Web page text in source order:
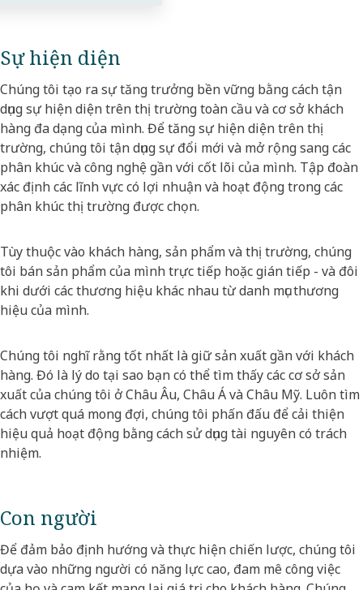
Sự hiện diện
Chúng tôi tạo ra sự tăng trưởng bền vững bằng cách tận
dụng sự hiện diện trên thị trường toàn cầu và cơ sở khách
hàng đa dạng của mình. Để tăng sự hiện diện trên thị
trường, chúng tôi tận dụng sự đổi mới và mở rộng sang các
phân khúc và công nghệ gần với cốt lõi của mình. Tập đoàn
xác định các lĩnh vực có lợi nhuận và hoạt động trong các
phân khúc thị trường được chọn.
Tùy thuộc vào khách hàng, sản phẩm và thị trường, chúng
tôi bán sản phẩm của mình trực tiếp hoặc gián tiếp - và đôi
khi dưới các thương hiệu khác nhau từ danh mục thương
hiệu của mình.
Chúng tôi nghĩ rằng tốt nhất là giữ sản xuất gần với khách
hàng. Đó là lý do tại sao bạn có thể tìm thấy các cơ sở sản
xuất của chúng tôi ở Châu Âu, Châu Á và Châu Mỹ. Luôn tìm
cách vượt quá mong đợi, chúng tôi phấn đấu để cải thiện
hiệu quả hoạt động bằng cách sử dụng tài nguyên có trách
nhiệm.
Con người
Để đảm bảo định hướng và thực hiện chiến lược, chúng tôi
dựa vào những người có năng lực cao, đam mê công việc